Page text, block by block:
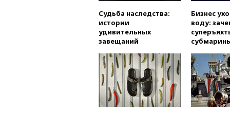
Судьба наследства:
истории
удивительных
завещаний
Бизнес
воду: